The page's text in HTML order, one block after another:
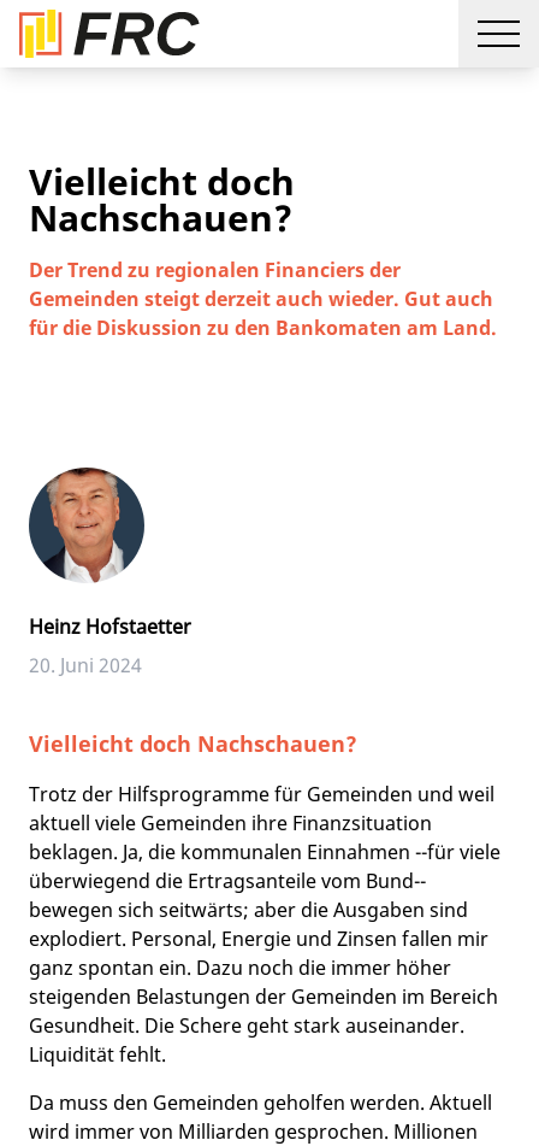
Vielleicht doch
Nachschauen?
Der Trend zu regionalen Financiers der
Gemeinden steigt derzeit auch wieder. Gut auch
für die Diskussion zu den Bankomaten am Land.
Heinz Hofstaetter
20. Juni 2024
Vielleicht doch Nachschauen?
Trotz der Hilfsprogramme für Gemeinden und weil
aktuell viele Gemeinden ihre Finanzsituation
beklagen. Ja, die kommunalen Einnahmen --für viele
überwiegend die Ertragsanteile vom Bund--
bewegen sich seitwärts; aber die Ausgaben sind
explodiert. Personal, Energie und Zinsen fallen mir
ganz spontan ein. Dazu noch die immer höher
steigenden Belastungen der Gemeinden im Bereich
Gesundheit. Die Schere geht stark auseinander.
Liquidität fehlt.
Da muss den Gemeinden geholfen werden. Aktuell
wird immer von Milliarden gesprochen. Millionen